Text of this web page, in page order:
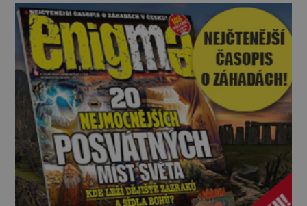
temná minulost mohla zanechat něco, co se
dodnes nepodařilo vysvětlit. Kamenný hrad stojí v
horách Salcburska u